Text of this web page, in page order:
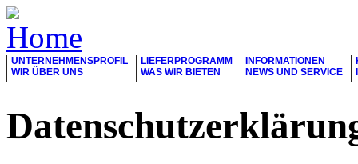
UNTERNEHMENSPROFIL
WIR ÜBER UNS
LIEFERPROGRAMM
WAS WIR BIETEN
INFORMATIONEN
NEWS UND SERVICE